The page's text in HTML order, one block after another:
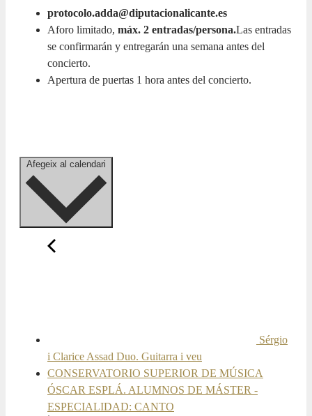
protocolo.adda@diputacionalicante.es
Aforo limitado, máx. 2 entradas/persona.Las entradas
se confirmarán y entregarán una semana antes del
concierto.
Apertura de puertas 1 hora antes del concierto.
Sérgio
i Clarice Assad Duo. Guitarra i veu
CONSERVATORIO SUPERIOR DE MÚSICA
ÓSCAR ESPLÁ. ALUMNOS DE MÁSTER -
ESPECIALIDAD: CANTO